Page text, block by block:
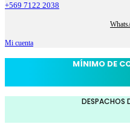
+569 7122 2038
Mi cuenta
MÍNIMO DE
DESPACHOS